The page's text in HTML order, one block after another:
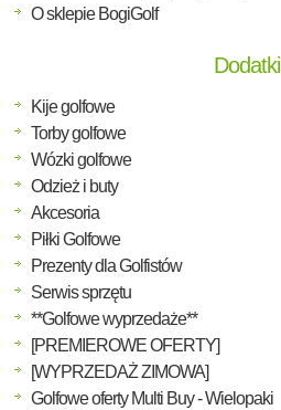
O sklepie BogiGolf
Dodatki
Kije golfowe
Torby golfowe
Wózki golfowe
Odzież i buty
Akcesoria
Piłki Golfowe
Prezenty dla Golfistów
Serwis sprzętu
**Golfowe wyprzedaże**
[PREMIEROWE OFERTY]
[WYPRZEDAŻ ZIMOWA]
Golfowe oferty Multi Buy - Wielopaki